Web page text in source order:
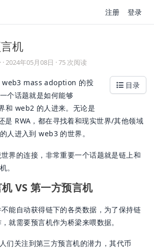
注册 登录
机
· ·2024年05月08日 · 75 次阅读
目录
web3 mass adoption 的投
个话题就是如何能够
和 web2 的人进来。无论是
是 RWA，都在寻找着和现实世界/其他领域
人进入到 web3 的世界。
界的连接，非常重要一个话题就是链上和
。
VS 第一方预言机
能自动获得链下的各类数据，为了保持链
就需要预言机作为桥梁来喂数据。
们关注到第三方预言机的潜力，其代币